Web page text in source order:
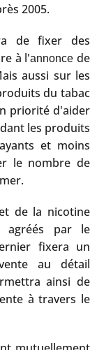
2005.
de fixer des
à l'annonce de
aussi sur les
du tabac
priorité d'aider
les produits
et moins
le nombre de
de la nicotine
agréés par le
fixera un
au détail
ainsi de
à travers le